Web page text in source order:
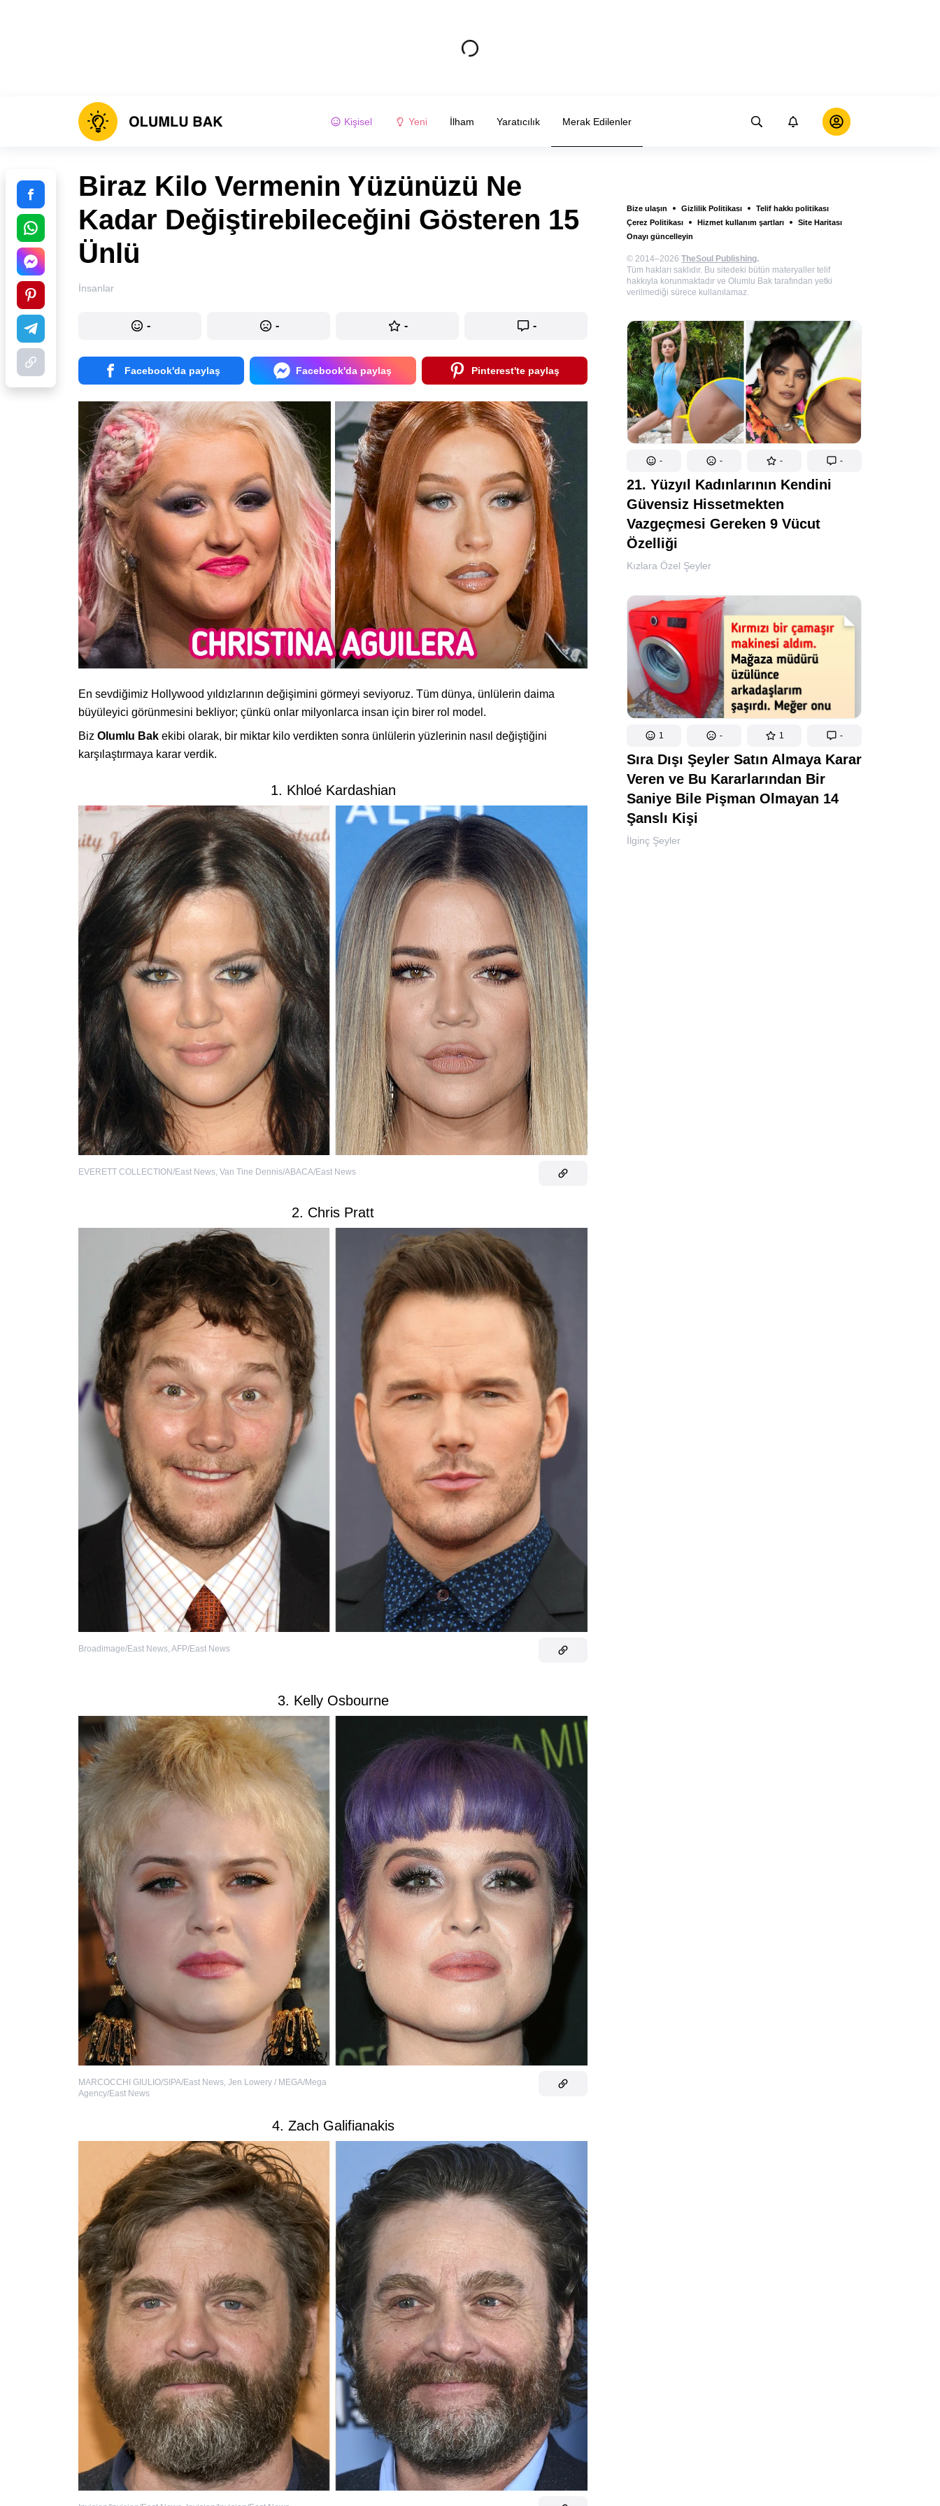
Kişisel Yeni İlham Yaratıcılık Merak Edilenler
Bize ulaşın Gizlilik Politikası
Telif hakkı politikası
Çerez Politikası
Hizmet kullanım şartları
Site Haritası
Onayı güncelleyin
© 2014–2026 TheSoul Publishing.
Tüm hakları saklıdır. Bu sitedeki bütün materyaller telif
hakkıyla korunmaktadır ve Olumlu Bak tarafından yetki
verilmediği sürece kullanılamaz.
- - - -
21. Yüzyıl Kadınlarının Kendini
Güvensiz Hissetmekten
Vazgeçmesi Gereken 9 Vücut
Özelliği
Kızlara Özel Şeyler
1 - 1 -
Sıra Dışı Şeyler Satın Almaya Karar
Veren ve Bu Kararlarından Bir
Saniye Bile Pişman Olmayan 14
Şanslı Kişi
İlginç Şeyler
Biraz Kilo Vermenin Yüzünüzü Ne
Kadar Değiştirebileceğini Gösteren 15
Ünlü
İnsanlar
- - - -
Facebook'da paylaş Facebook'da paylaş Pinterest'te paylaş
En sevdiğimiz Hollywood yıldızlarının değişimini görmeyi seviyoruz. Tüm dünya, ünlülerin daima
büyüleyici görünmesini bekliyor; çünkü onlar milyonlarca insan için birer rol model.
Biz Olumlu Bak ekibi olarak, bir miktar kilo verdikten sonra ünlülerin yüzlerinin nasıl değiştiğini
karşılaştırmaya karar verdik.
1. Khloé Kardashian
EVERETT COLLECTION/East News, Van Tine Dennis/ABACA/East News
2. Chris Pratt
Broadimage/East News, AFP/East News
3. Kelly Osbourne
MARCOCCHI GIULIO/SIPA/East News, Jen Lowery / MEGA/Mega
Agency/East News
4. Zach Galifianakis